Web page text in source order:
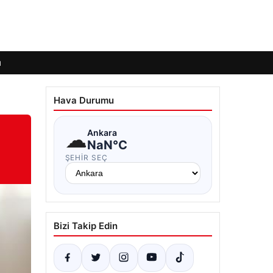
Hava Durumu
☁Ankara
NaN°C
ŞEHIR SEÇ
Bizi Takip Edin